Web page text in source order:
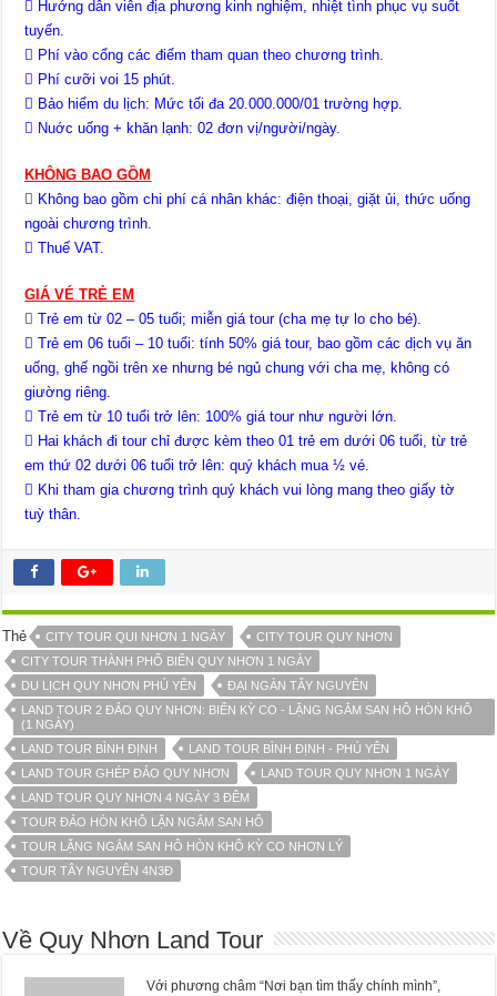
 Hướng dẫn viên địa phương kinh nghiệm, nhiệt tình phục vụ suốt
tuyến.
 Phí vào cổng các điểm tham quan theo chương trình.
 Phí cưỡi voi 15 phút.
 Bảo hiểm du lịch: Mức tối đa 20.000.000/01 trường hợp.
 Nuớc uống + khăn lạnh: 02 đơn vị/người/ngày.
KHÔNG BAO GỒM
 Không bao gồm chi phí cá nhân khác: điện thoại, giặt ủi, thức uống
ngoài chương trình.
 Thuế VAT.
GIÁ VÉ TRẺ EM
Trẻ em từ 02 – 05 tuổi; miễn giá tour (cha mẹ tự lo cho bé).
 Trẻ em 06 tuổi – 10 tuổi: tính 50% giá tour, bao gồm các dịch vụ ăn
uống, ghế ngồi trên xe nhưng bé ngủ chung với cha mẹ, không có
giường riêng.
 Trẻ em từ 10 tuổi trở lên: 100% giá tour như người lớn.
 Hai khách đi tour chỉ được kèm theo 01 trẻ em dưới 06 tuổi, từ trẻ
em thứ 02 dưới 06 tuổi trở lên: quý khách mua ½ vé.
 Khi tham gia chương trình quý khách vui lòng mang theo giấy tờ
tuỳ thân.
Thẻ CITY TOUR QUI NHƠN 1 NGÀY
CITY TOUR QUY NHƠN
CITY TOUR THÀNH PHỐ BIỂN QUY NHƠN 1 NGÀY
DU LỊCH QUY NHƠN PHÚ YÊN
ĐẠI NGÀN TÂY NGUYÊN
LAND TOUR 2 ĐẢO QUY NHƠN: BIỂN KỲ CO - LẶNG NGẮM SAN HÔ HÒN KHÔ
(1 NGÀY)
LAND TOUR BÌNH ĐỊNH
LAND TOUR BÌNH ĐỊNH - PHÚ YÊN
LAND TOUR GHÉP ĐẢO QUY NHƠN
LAND TOUR QUY NHƠN 1 NGÀY
LAND TOUR QUY NHƠN 4 NGÀY 3 ĐÊM
TOUR ĐẢO HÒN KHÔ LẶN NGẮM SAN HÔ
TOUR LẶNG NGẮM SAN HÔ HÒN KHÔ KỲ CO NHƠN LÝ
TOUR TÂY NGUYÊN 4N3Đ
Về Quy Nhơn Land Tour
Với phương châm “Nơi bạn tìm thấy chính mình”,